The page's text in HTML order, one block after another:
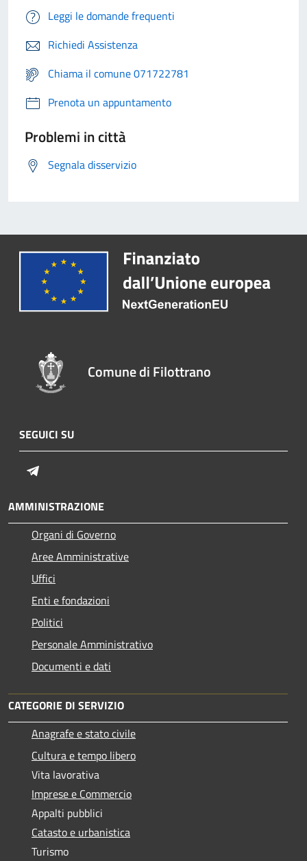
Leggi le domande frequenti
Richiedi Assistenza
Chiama il comune 071722781
Prenota un appuntamento
Problemi in città
Segnala disservizio
Comune di Filottrano
SEGUICI SU
AMMINISTRAZIONE
Organi di Governo
Aree Amministrative
Uffici
Enti e fondazioni
Politici
Personale Amministrativo
Documenti e dati
CATEGORIE DI SERVIZIO
Anagrafe e stato civile
Cultura e tempo libero
Vita lavorativa
Imprese e Commercio
Appalti pubblici
Catasto e urbanistica
Turismo